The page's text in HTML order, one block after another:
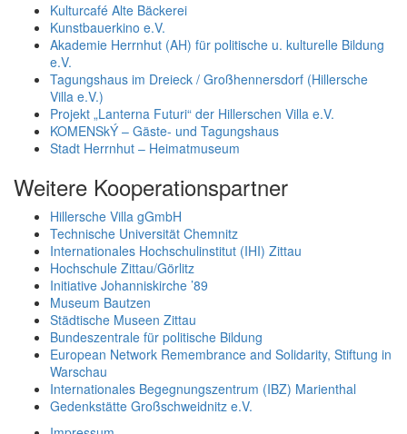
Kulturcafé Alte Bäckerei
Kunstbauerkino e.V.
Akademie Herrnhut (AH) für politische u. kulturelle Bildung
e.V.
Tagungshaus im Dreieck / Großhennersdorf (Hillersche
Villa e.V.)
Projekt „Lanterna Futuri“ der Hillerschen Villa e.V.
KOMENSkÝ – Gäste- und Tagungshaus
Stadt Herrnhut – Heimatmuseum
Weitere Kooperationspartner
Hillersche Villa gGmbH
Technische Universität Chemnitz
Internationales Hochschulinstitut (IHI) Zittau
Hochschule Zittau/Görlitz
Initiative Johanniskirche ’89
Museum Bautzen
Städtische Museen Zittau
Bundeszentrale für politische Bildung
European Network Remembrance and Solidarity, Stiftung in
Warschau
Internationales Begegnungszentrum (IBZ) Marienthal
Gedenkstätte Großschweidnitz e.V.